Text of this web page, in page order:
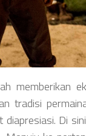
memberikan
tradisi
Di